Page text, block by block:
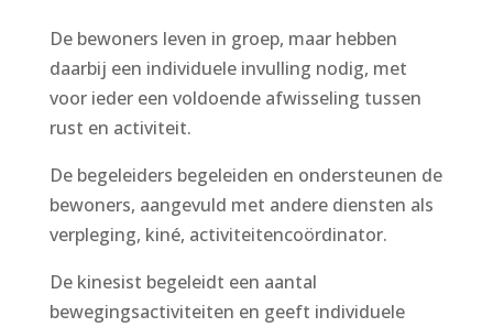
De bewoners leven in groep, maar hebben
daarbij een individuele invulling nodig, met
voor ieder een voldoende afwisseling tussen
rust en activiteit.
De begeleiders begeleiden en ondersteunen de
bewoners, aangevuld met andere diensten als
verpleging, kiné, activiteitencoördinator.
De kinesist begeleidt een aantal
bewegingsactiviteiten en geeft individuele